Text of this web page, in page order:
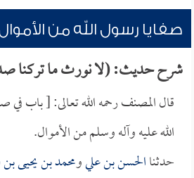
صفايا رسول الله من
شرح حديث: (لا نورث ما تركنا
قال المصنف رحمه الله تعالى: [ باب في
الله عليه وآله وسلم من الأموال.
حدثناالحسن بن عليومحمد بن يحيى